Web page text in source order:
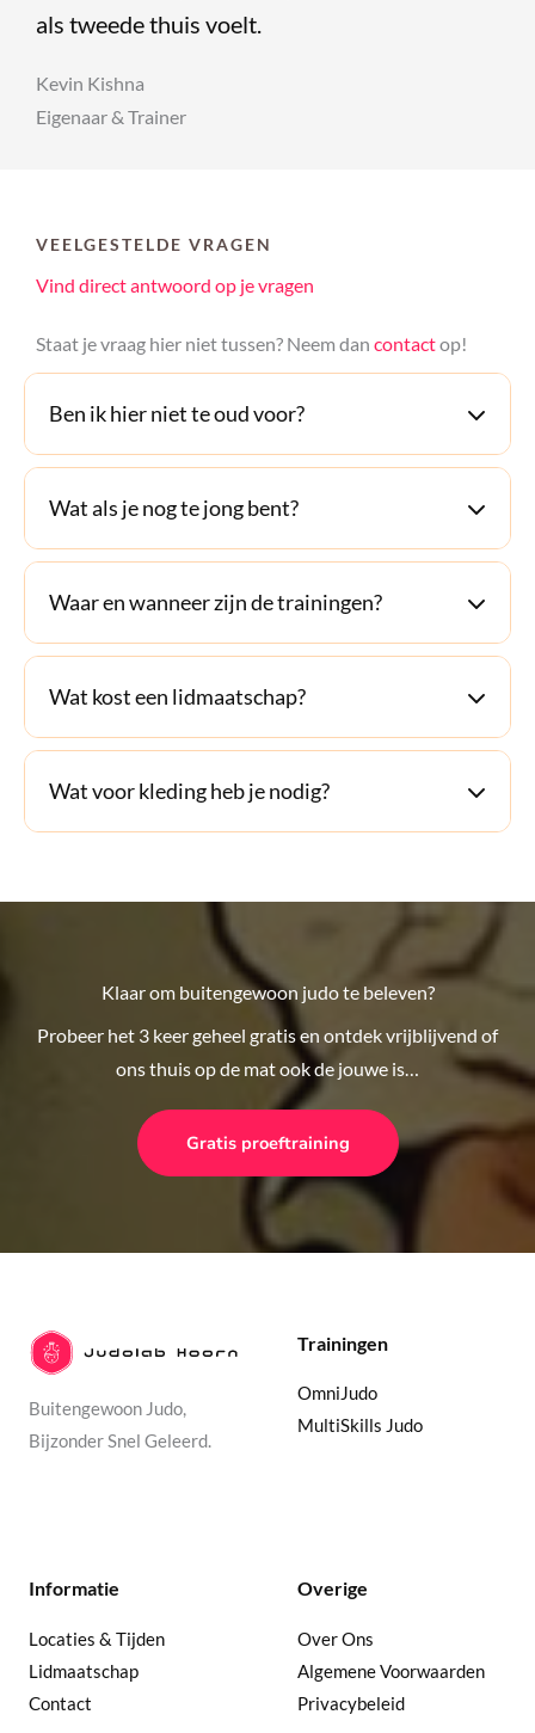
als tweede thuis voelt.
Kevin Kishna
Eigenaar & Trainer
Ben ik hier niet te oud voor?
Wat als je nog te jong bent?
Waar en wanneer zijn de trainingen?
Wat kost een lidmaatschap?
Wat voor kleding heb je nodig?
VEELGESTELDE VRAGEN
Vind direct antwoord op je vragen
Staat je vraag hier niet tussen? Neem dan contactop!
Klaar om buitengewoon judo te beleven?
Probeer het 3 keer geheel gratis en ontdek vrijblijvend of
ons thuis op de mat ook de jouwe is…
Gratis proeftraining
Buitengewoon Judo,
Bijzonder Snel Geleerd.
Trainingen
OmniJudo
MultiSkills Judo
Informatie
Locaties & Tijden
Lidmaatschap
Contact
Overige
Over Ons
Algemene Voorwaarden
Privacybeleid